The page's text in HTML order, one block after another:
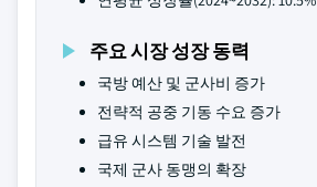
주요 시장 성장 동력
국방 예산 및 군사비 증가
전략적 공중 기동 수요 증가
급유 시스템 기술 발전
국제 군사 동맹의 확장